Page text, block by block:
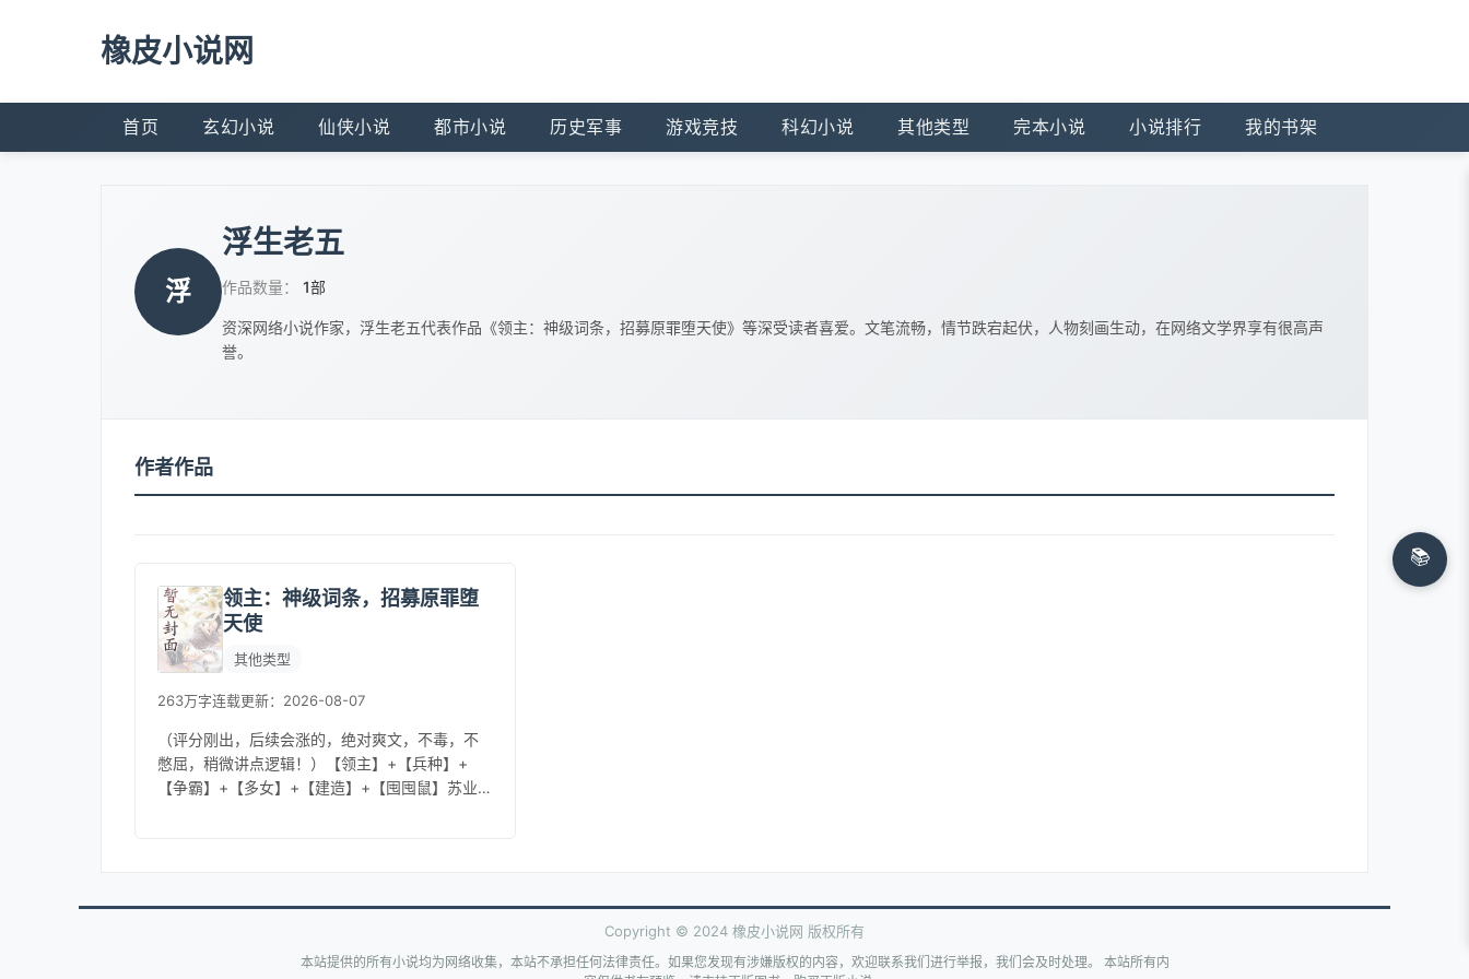
橡皮小说网
首页 玄幻小说 仙侠小说 都市小说 历史军事 游戏竞技 科幻小说 其他类型 完本小说 小说排行 我的书架
浮
浮生老五
作品数量： 1部
资深网络小说作家，浮生老五代表作品《领主：神级词条，招募原罪堕天使》等深受读者喜爱。文笔流畅，情节跌宕起伏，人物刻画生动，在网络文学界享有很高声
誉。
作者作品
领主：神级词条，招募原罪堕
天使
其他类型
263万字连载更新：2026-08-07
（评分刚出，后续会涨的，绝对爽文，不毒，不
憋屈，稍微讲点逻辑！）【领主】+【兵种】+
【争霸】+【多女】+【建造】+【囤囤鼠】苏业穿
📚
Copyright © 2024 橡皮小说网 版权所有
本站提供的所有小说均为网络收集，本站不承担任何法律责任。如果您发现有涉嫌版权的内容，欢迎联系我们进行举报，我们会及时处理。 本站所有内